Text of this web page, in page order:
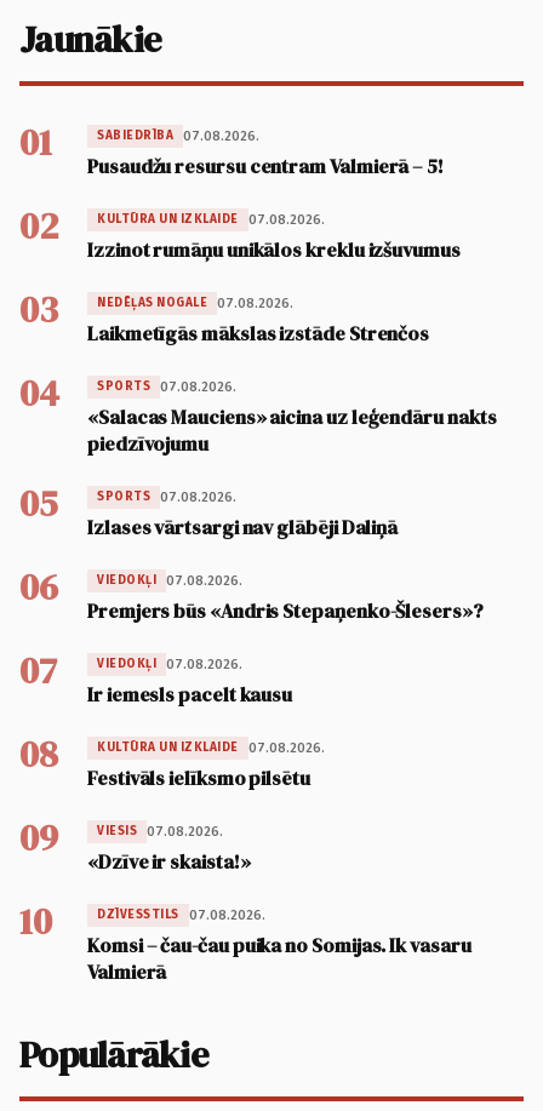
Jaunākie
01 SABIEDRĪBA 07.08.2026.
Pusaudžu resursu centram Valmierā – 5!
02 KULTŪRA UN IZKLAIDE 07.08.2026.
Izzinot rumāņu unikālos kreklu izšuvumus
03 NEDĒĻAS NOGALE 07.08.2026.
Laikmetīgās mākslas izstāde Strenčos
04 SPORTS 07.08.2026.
«Salacas Mauciens» aicina uz leģendāru nakts
piedzīvojumu
05 SPORTS 07.08.2026.
Izlases vārtsargi nav glābēji Daliņā
06 VIEDOKĻI 07.08.2026.
Premjers būs «Andris Stepaņenko-Šlesers»?
07 VIEDOKĻI 07.08.2026.
Ir iemesls pacelt kausu
08 KULTŪRA UN IZKLAIDE 07.08.2026.
Festivāls ielīksmo pilsētu
09 VIESIS 07.08.2026.
«Dzīve ir skaista!»
10 DZĪVESSTILS 07.08.2026.
Komsi – čau-čau puika no Somijas. Ik vasaru
Valmierā
Populārākie